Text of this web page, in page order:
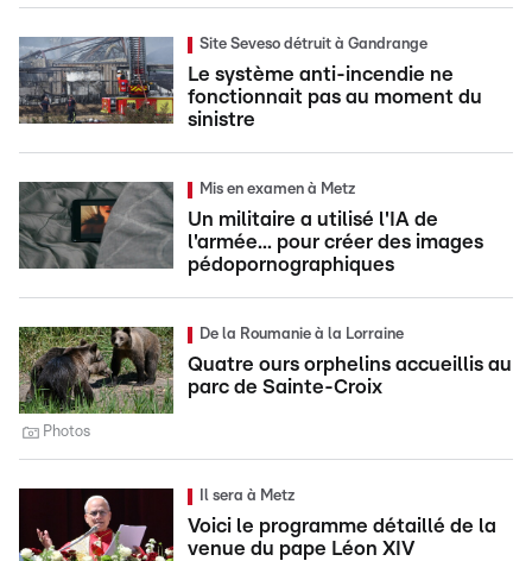
Site Seveso détruit à Gandrange
Le système anti-incendie ne
fonctionnait pas au moment du
sinistre
Mis en examen à Metz
Un militaire a utilisé l'IA de
l'armée... pour créer des images
pédopornographiques
De la Roumanie à la Lorraine
Quatre ours orphelins accueillis au
parc de Sainte-Croix
Photos
Il sera à Metz
Voici le programme détaillé de la
venue du pape Léon XIV